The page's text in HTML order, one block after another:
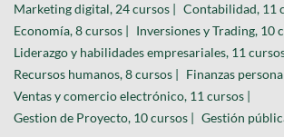
Marketing digital, 24 cursos | Contabilidad, 11
Economía, 8 cursos | Inversiones y Trading, 10
Liderazgo y habilidades empresariales, 11
Recursos humanos, 8 cursos | Finanzas
Ventas y comercio electrónico, 11 cursos |
Gestion de Proyecto, 10 cursos | Gestión